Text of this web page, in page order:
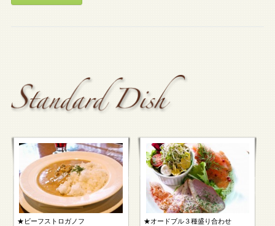
★ビーフストロガノフ ★オードブル３種盛り合わせ